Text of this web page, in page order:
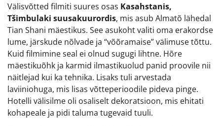
Välisvõtted filmiti suures osas Kasahstanis,
Tšimbulaki suusakuurordis, mis asub Almatõ lähedal
Tian Shani mäestikus. See asukoht valiti oma erakordse
lume, järskude nõlvade ja “võõramaise” välimuse tõttu.
Kuid filmimine seal ei olnud sugugi lihtne. Hõre
mäestikuõhk ja karmid ilmastikuolud panid proovile nii
näitlejad kui ka tehnika. Lisaks tuli arvestada
laviiniohuga, mis lisas võtteperioodile pideva pinge.
Hotelli välisilme oli osaliselt dekoratsioon, mis ehitati
kohapeale ja pidi taluma tugevaid tuuli.